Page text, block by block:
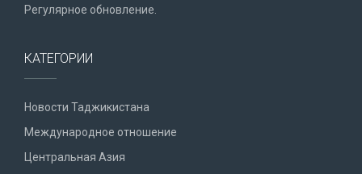
Регулярное обновление.
КАТЕГОРИИ
Новости Таджикистана
Международное отношение
Центральная Азия